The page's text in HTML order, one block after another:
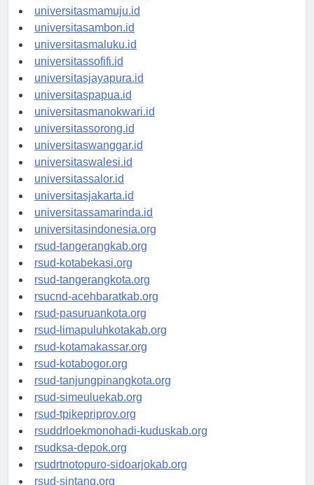
universitasgorontalo.id
universitasmamuju.id
universitasambon.id
universitasmaluku.id
universitassofifi.id
universitasjayapura.id
universitaspapua.id
universitasmanokwari.id
universitassorong.id
universitaswanggar.id
universitaswalesi.id
universitassalor.id
universitasjakarta.id
universitassamarinda.id
universitasindonesia.org
rsud-tangerangkab.org
rsud-kotabekasi.org
rsud-tangerangkota.org
rsucnd-acehbaratkab.org
rsud-pasuruankota.org
rsud-limapuluhkotakab.org
rsud-kotamakassar.org
rsud-kotabogor.org
rsud-tanjungpinangkota.org
rsud-simeuluekab.org
rsud-tpikepriprov.org
rsuddrloekmonohadi-kuduskab.org
rsudksa-depok.org
rsudrtnotopuro-sidoarjokab.org